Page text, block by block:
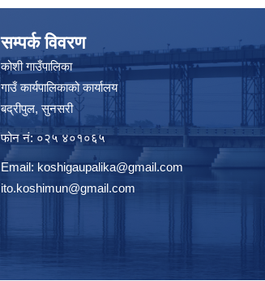
सम्पर्क विवरण
कोशी गाउँपालिका
गाउँ कार्यपालिकाको कार्यालय
बद्रीपुल, सुनसरी
फोन नं: ०२५ ४०१०६५
Email: koshigaupalika@gmail.com
ito.koshimun@gmail.com